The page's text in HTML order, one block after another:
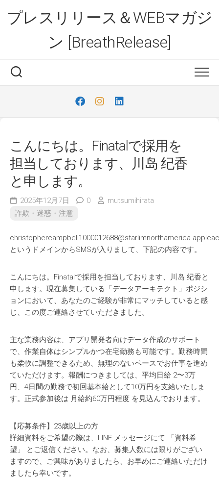
content
プレスリリース＆WEBマガジ
ン [BreathRelease]
こんにちは。Finatalで採用を
担当しております、川岛 纪香
と申します。
2025年12月7日 0
mutsumihirata
詐欺・迷惑・注意
というドメインからSMSが入りまして、下記の内容です。
こんにちは。Finatalで採用を担当しております、川岛 纪香と
申します。現在募集している「データアーキテクト」ポジシ
ョンにおいて、あなたのご経験が非常にマッチしていると感
じ、この度ご連絡させていただきました。
主な業務内容は、アプリ開発者向けデータ作成のサポート
で、作業自体はシンプルかつ在宅勤務も可能です。勤務時間
も柔軟に調整できるため、無理のないペースでお仕事を進め
ていただけます。報酬につきましては、平均日給 2〜3万
円、4日間の勤務で初回基本給として10万円を支給いたしま
す。正式参加後は 月給約60万円程度 を見込んでおります。
【応募条件】23歳以上の方
詳細資料をご希望の際は、LINE メッセージにて 「資料希
望」 とご返信ください。なお、募集人数には限りがござい
ますので、ご興味がありましたら、お早めにご連絡いただけ
ましたら幸いです。